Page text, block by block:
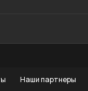
Наши партнеры